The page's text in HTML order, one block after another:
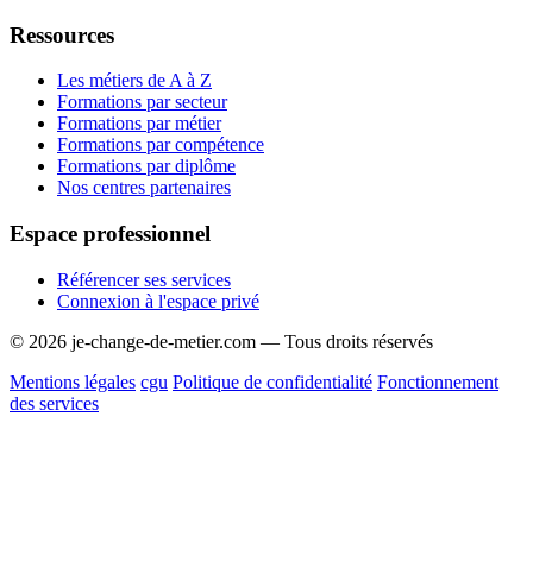
Ressources
Les métiers de A à Z
Formations par secteur
Formations par métier
Formations par compétence
Formations par diplôme
Nos centres partenaires
Espace professionnel
Référencer ses services
Connexion à l'espace privé
© 2026 je-change-de-metier.com — Tous droits réservés
Mentions légales cgu Politique de confidentialité Fonctionnement
des services